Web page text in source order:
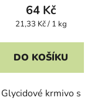
64 Kč
Měrná
21,33 Kč / 1 kg
DO KOŠÍKU
Glycidové krmivo s